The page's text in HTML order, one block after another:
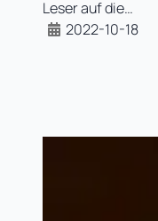
Leser auf die…
2022-10-18